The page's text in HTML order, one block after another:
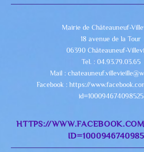
Mairie de Châteauneuf-
18 avenue de la Tour
06390 Châteauneuf-
Tel. : 04.93.79.03.65
Mail :
Facebook : https://
id=100094674098525
HTTPS://